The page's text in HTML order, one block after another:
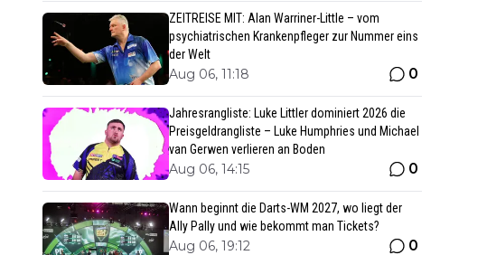
ZEITREISE MIT: Alan Warriner-Little – vom
psychiatrischen Krankenpfleger zur Nummer eins
der Welt
Aug 06, 11:18 0
Jahresrangliste: Luke Littler dominiert 2026 die
Preisgeldrangliste – Luke Humphries und Michael
van Gerwen verlieren an Boden
Aug 06, 14:15 0
Wann beginnt die Darts-WM 2027, wo liegt der
Ally Pally und wie bekommt man Tickets?
Aug 06, 19:12 0